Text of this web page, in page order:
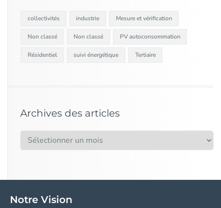
collectivités industrie Mesure et vérification
Non classé Non classé PV autoconsommation
Résidentiel suivi énergétique Tertiaire
Archives des articles
Notre Vision